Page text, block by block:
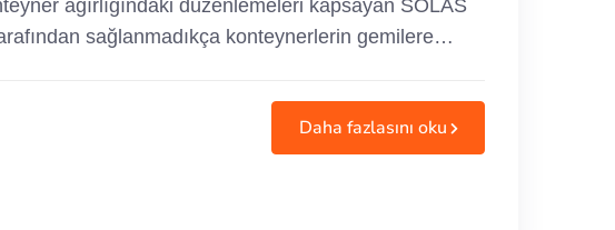
ağırlığındaki düzenlemeleri kapsayan SOLAS
sağlanmadıkça konteynerlerin gemilere…
Daha fazlasını oku